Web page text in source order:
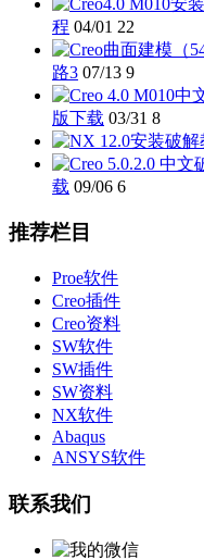
程 04/01 22
路3 07/13 9
版下载 03/31 8
载 09/06 6
推荐栏目
Proe软件
Creo插件
Creo资料
SW软件
SW插件
SW资料
NX软件
Abaqus
ANSYS软件
联系我们